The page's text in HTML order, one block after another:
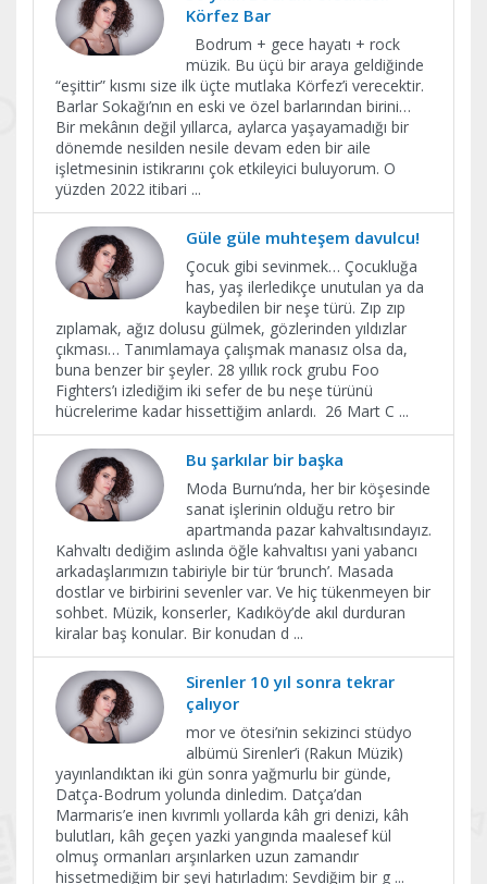
Körfez Bar
Bodrum + gece hayatı + rock
müzik. Bu üçü bir araya geldiğinde
“eşittir” kısmı size ilk üçte mutlaka Körfez’i verecektir.
Barlar Sokağı’nın en eski ve özel barlarından birini…
Bir mekânın değil yıllarca, aylarca yaşayamadığı bir
dönemde nesilden nesile devam eden bir aile
işletmesinin istikrarını çok etkileyici buluyorum. O
yüzden 2022 itibari ...
Güle güle muhteşem davulcu!
Çocuk gibi sevinmek… Çocukluğa
has, yaş ilerledikçe unutulan ya da
kaybedilen bir neşe türü. Zıp zıp
zıplamak, ağız dolusu gülmek, gözlerinden yıldızlar
çıkması… Tanımlamaya çalışmak manasız olsa da,
buna benzer bir şeyler. 28 yıllık rock grubu Foo
Fighters’ı izlediğim iki sefer de bu neşe türünü
hücrelerime kadar hissettiğim anlardı. 26 Mart C ...
Bu şarkılar bir başka
Moda Burnu’nda, her bir köşesinde
sanat işlerinin olduğu retro bir
apartmanda pazar kahvaltısındayız.
Kahvaltı dediğim aslında öğle kahvaltısı yani yabancı
arkadaşlarımızın tabiriyle bir tür ‘brunch’. Masada
dostlar ve birbirini sevenler var. Ve hiç tükenmeyen bir
sohbet. Müzik, konserler, Kadıköy’de akıl durduran
kiralar baş konular. Bir konudan d ...
Sirenler 10 yıl sonra tekrar
çalıyor
mor ve ötesi’nin sekizinci stüdyo
albümü Sirenler’i (Rakun Müzik)
yayınlandıktan iki gün sonra yağmurlu bir günde,
Datça-Bodrum yolunda dinledim. Datça’dan
Marmaris’e inen kıvrımlı yollarda kâh gri denizi, kâh
bulutları, kâh geçen yazki yangında maalesef kül
olmuş ormanları arşınlarken uzun zamandır
hissetmediğim bir şeyi hatırladım: Sevdiğim bir g ...